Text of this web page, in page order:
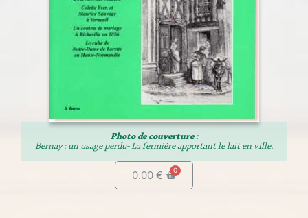
Photo de couverture :
Bernay : un usage perdu- La fermière apportant le lait en ville.
0.00 €